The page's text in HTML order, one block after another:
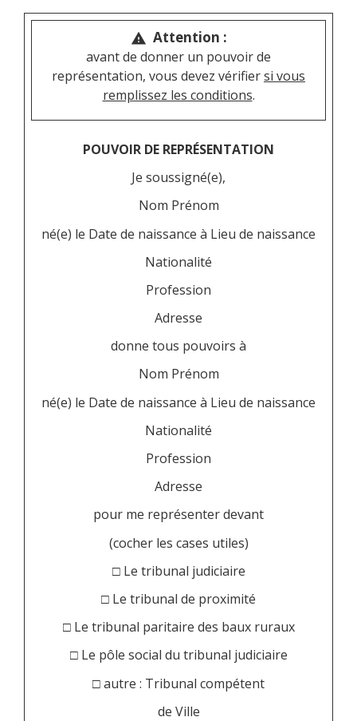
warning Attention :
avant de donner un pouvoir de
représentation, vous devez vérifiersi vous
remplissez les conditions.
POUVOIR DE REPRÉSENTATION
Je soussigné(e),
Nom Prénom
né(e) le Date de naissance à Lieu de naissance
Nationalité
Profession
Adresse
donne tous pouvoirs à
Nom Prénom
né(e) le Date de naissance à Lieu de naissance
Nationalité
Profession
Adresse
pour me représenter devant
(cocher les cases utiles)
□ Le tribunal judiciaire
□ Le tribunal de proximité
□ Le tribunal paritaire des baux ruraux
□ Le pôle social du tribunal judiciaire
□ autre : Tribunal compétent
de Ville